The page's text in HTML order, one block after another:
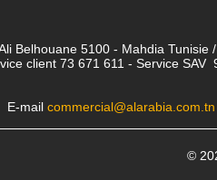
Belhouane 5100 - Mahdia Tunisie
client 73 671 611 - Service SAV
E-mail commercial@alarabia.com.tn
©